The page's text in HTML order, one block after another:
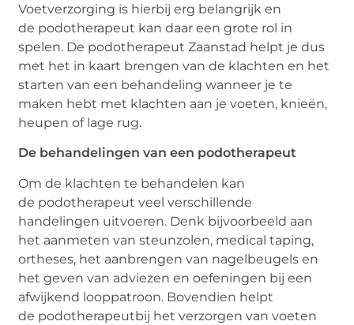
Voetverzorging is hierbij erg belangrijk en
de podotherapeut kan daar een grote rol in
spelen. De podotherapeut Zaanstad helpt je dus
met het in kaart brengen van de klachten en het
starten van een behandeling wanneer je te
maken hebt met klachten aan je voeten, knieën,
heupen of lage rug.
De behandelingen van een podotherapeut
Om de klachten te behandelen kan
de podotherapeut veel verschillende
handelingen uitvoeren. Denk bijvoorbeeld aan
het aanmeten van steunzolen, medical taping,
ortheses, het aanbrengen van nagelbeugels en
het geven van adviezen en oefeningen bij een
afwijkend looppatroon. Bovendien helpt
de podotherapeutbij het verzorgen van voeten